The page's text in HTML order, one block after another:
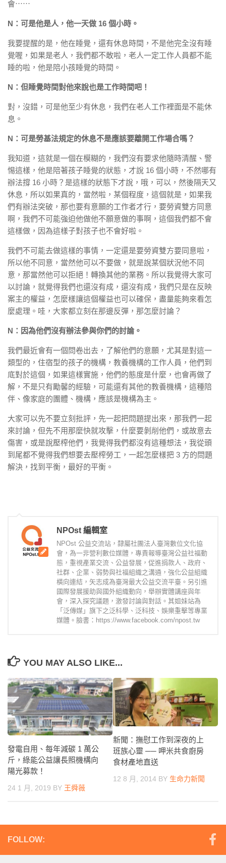
會⋯⋯
N：可是他是人，他一天做 16 個小時。
我要提醒的是，他在睡覺，還有休息時間，不是他完全沒有睡
覺喔，如果是老人，我們都不敢啦，老人一定工作人員都不能
睡的啦，他是陪小孩睡覺的時間。
N：但睡覺時間對他來說也是工作時間吧！
對，沒錯，可是他至少有休息，我們在老人工作裡面是不能休
息。
N：可是勞基法規定的休息不是應該要離開工作場合嗎？
我知道，這就是一個在模糊的，我們沒有要求他隨時清醒、警
惕這樣，他是陪著孩子睡覺的狀態，才說 16 個小時，不然哪有
辦法撐 16 小時？是這樣的狀態下才說，哦，可以，然後隔天又
休息，所以如果真的，當然啦，某個程度，這個就是，如果我
們有辦法突破，那也要有意願的工作者才行，要勞資雙方同意
啊，我們不可能強迫他做他不願意做的事啊，這個我們都不會
這樣做，因為這樣子對孩子也不會好啦。
我們不可能去做這樣的事情，一定還是要勞資雙方要同意啦，
所以他不同意，當然他可以不要做，就是說某個狀況他不同
意，那當然他可以拒絕！轉換其他的業務。所以我覺得大家可
以討論，就覺得我們也還沒有成，還沒有成，我們只是在反映
案主的權益，怎麼樣讓這個權益也可以確保，盡量能夠來看怎
麼處理。哇，大家都立刻在那邊反彈，那怎麼討論？
N：因為他們沒有辦法參與你們的討論。
我們最近會有一個問卷出去，了解他們的意願，尤其是對這一
類型的，住宿型的孩子的機構，教養機構的工作人員，他們到
底對於這個，如果這樣實施，他們的態度是什麼，也會再做了
解，不是只有勵馨的經驗，可能還有其他的教養機構，這種陪
伴、像家庭的團體、機構，應該是機構為主。
大家可以先不要立刻批評，先一起把問題提出來，那我們一起
來討論，但先不用那麼快就攻擊，什麼要剝削他們，或故意去
傷害，或是說壓榨他們，我覺得我們都沒有這種想法，我從頭
到尾都不覺得我們想要去壓榨勞工，一起怎麼樣把 3 方的問題
解決，找到平衡，最好的平衡。
NPOst 編輯室
NPOst 公益交流站，隸屬社團法人臺灣數位文化協
會，為一非營利數位媒體，專責報導臺灣公益社福動
態，重視產業交流、公益發展，促進捐款人、政府、
社群、企業、弱勢與社福組織之溝通，強化公益組織
橫向連結，矢志成為臺灣最大公益交流平臺。另引進
國際發展援助與國外組織動向，舉辦實體講座與年
會，深入探究議題，激發討論與對話。其姐妹站為
「泛傳媒」旗下之泛科學、泛科技、娛樂重擊等專業
媒體。臉書：https://www.facebook.com/npost.tw
YOU MAY ALSO LIKE...
發電自用、每年減碳 1 萬公
斤，綠能公益讓長照機構向
陽光募款！
24 1 月, 2019 BY 王舜薇
新聞：撫慰工作到深夜的上
班族心靈 ── 呷米共食廚房
食材產地直送
12 8 月, 2014 BY 生命力新聞
FOLLOW: